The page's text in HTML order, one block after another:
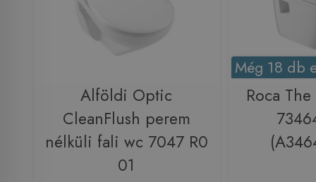
Alföldi Optic
CleanFlush perem
nélküli fali wc 7047 R0
01
Még 18 db
Roca